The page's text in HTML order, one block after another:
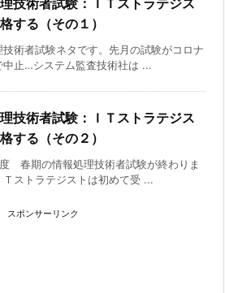
技術者試験：ＩＴストラテジス
する（その１）
技術者試験ネタです。先月の試験がコロナ
中止…システム監査技術社は ...
技術者試験：ＩＴストラテジス
する（その２）
春期の情報処理技術者試験が終わりま
Ｔストラテジストは初めて受 ...
スポンサーリンク